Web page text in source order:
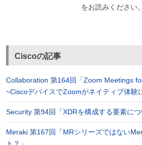
をお読みください。
Ciscoの記事
Collaboration 第164回「Zoom Meetings
~CiscoデバイスでZoomがネイティブ体験
Security 第94回「XDRを構成する要素につ
Meraki 第167回「MRシリーズではない